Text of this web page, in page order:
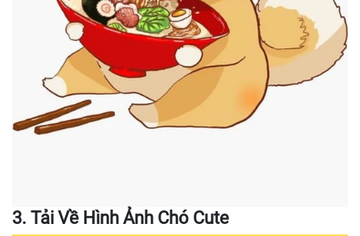
3. Tải Về Hình Ảnh Chó Cute